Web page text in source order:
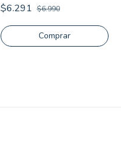
$6.291 $6.990